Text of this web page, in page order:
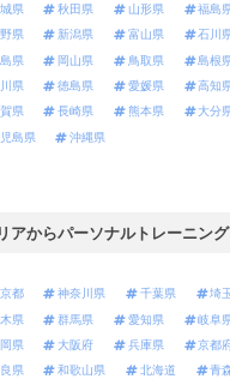
県
秋田県 山形県 福島
県
新潟県 富山県 石川
県
岡山県 鳥取県 島根
県
徳島県 愛媛県 高知
県
長崎県 熊本県 大分
島県
沖縄県
アからパーソナルトレーニン
都 神奈川県 千葉県 埼
県
群馬県 愛知県 岐阜
県
大阪府 兵庫県 京都
県
和歌山県 北海道 青